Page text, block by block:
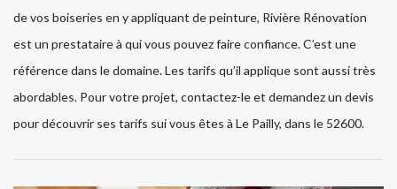
de vos boiseries en y appliquant de peinture, Rivière Rénovation
est un prestataire à qui vous pouvez faire confiance. C’est une
référence dans le domaine. Les tarifs qu’il applique sont aussi très
abordables. Pour votre projet, contactez-le et demandez un devis
pour découvrir ses tarifs sui vous êtes à Le Pailly, dans le 52600.